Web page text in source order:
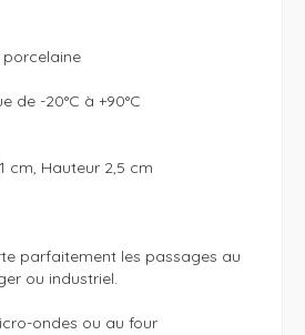
de -20°C à +90°C
cm, Hauteur 2,5 cm
parfaitement les passages au
ou industriel.
ondes ou au four